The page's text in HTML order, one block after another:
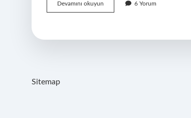
Devamını okuyun
Makeup
6 Yorum
Sitemap